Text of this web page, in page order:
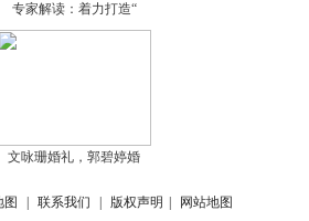
专家解读：着力打造“
文咏珊婚礼，郭碧婷婚
图 联系我们 版权声明
网站地图